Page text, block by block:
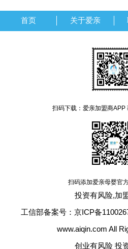
首页 关于爱亲
扫码下载：爱亲加盟商APP
扫码添加爱亲母婴官
投资有风险,加
工信部备案号：京ICP备
www.aiqin.com All
创业有风险 投